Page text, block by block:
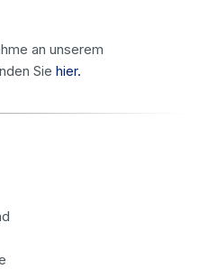
an unserem
Sie hier.